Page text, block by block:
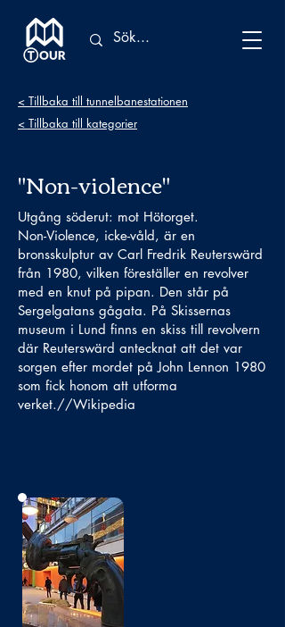
< Tillbaka till tunnelbanestationen
< Tillbaka till kategorier
"Non-violence"
Utgång söderut: mot Hötorget.
Non-Violence, icke-våld, är en
bronsskulptur av Carl Fredrik Reuterswärd
från 1980, vilken föreställer en revolver
med en knut på pipan. Den står på
Sergelgatans gågata. På Skissernas
museum i Lund finns en skiss till revolvern
där Reuterswärd antecknat att det var
sorgen efter mordet på John Lennon 1980
som fick honom att utforma
verket.//Wikipedia
Bild
saknas